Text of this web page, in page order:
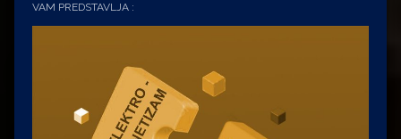
VAM PREDSTAVLJA :